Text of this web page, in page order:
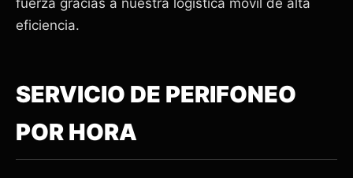
fuerza gracias a nuestra logística móvil de alta
eficiencia.
SERVICIO DE PERIFONEO
POR HORA